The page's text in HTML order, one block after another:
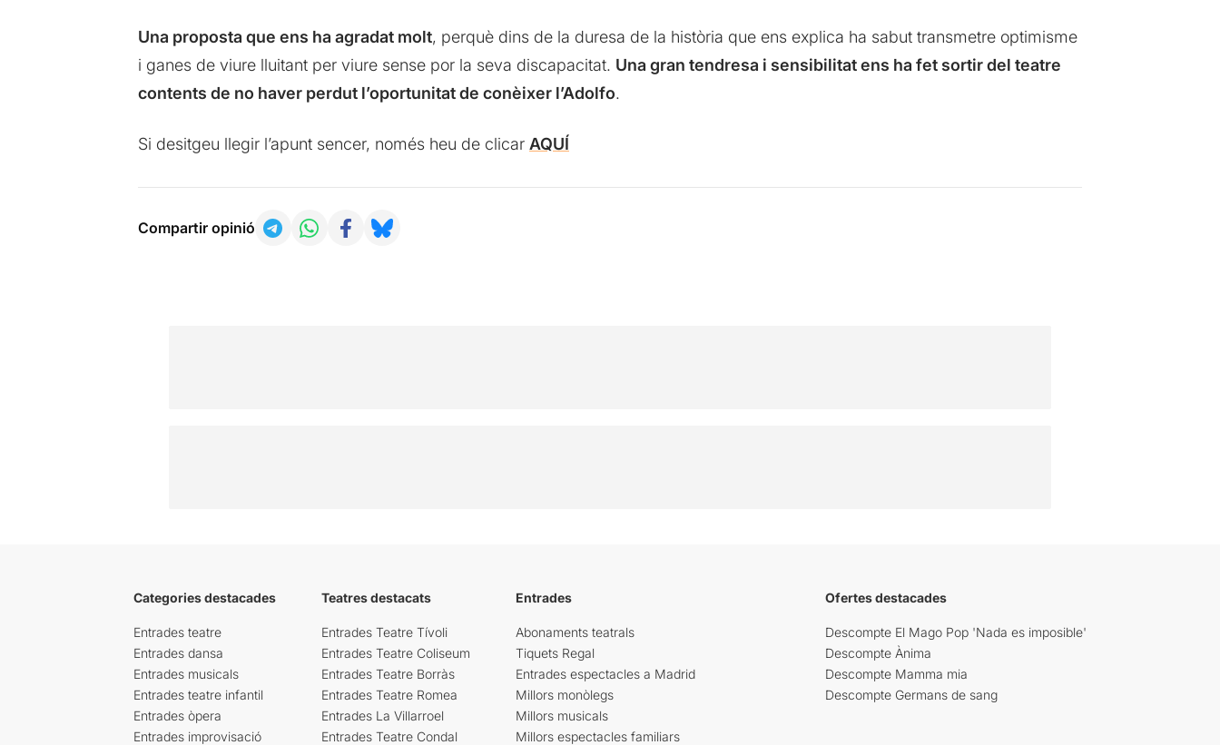
Una proposta que ens ha agradat molt, perquè dins de la duresa de la història que ens explica ha sabut transmetre optimisme
i ganes de viure lluitant per viure sense por la seva discapacitat. Una gran tendresa i sensibilitat ens ha fet sortir del teatre
contents de no haver perdut l’oportunitat de conèixer l’Adolfo.
Si desitgeu llegir l’apunt sencer, només heu de clicar AQUÍ
Compartir opinió
Categories destacades
Entrades teatre
Entrades dansa
Entrades musicals
Entrades teatre infantil
Entrades òpera
Entrades improvisació
Teatres destacats
Entrades Teatre Tívoli
Entrades Teatre Coliseum
Entrades Teatre Borràs
Entrades Teatre Romea
Entrades La Villarroel
Entrades Teatre Condal
Entrades
Abonaments teatrals
Tiquets Regal
Entrades espectacles a Madrid
Millors monòlegs
Millors musicals
Millors espectacles familiars
Ofertes destacades
Descompte El Mago Pop 'Nada es imposible'
Descompte Ànima
Descompte Mamma mia
Descompte Germans de sang